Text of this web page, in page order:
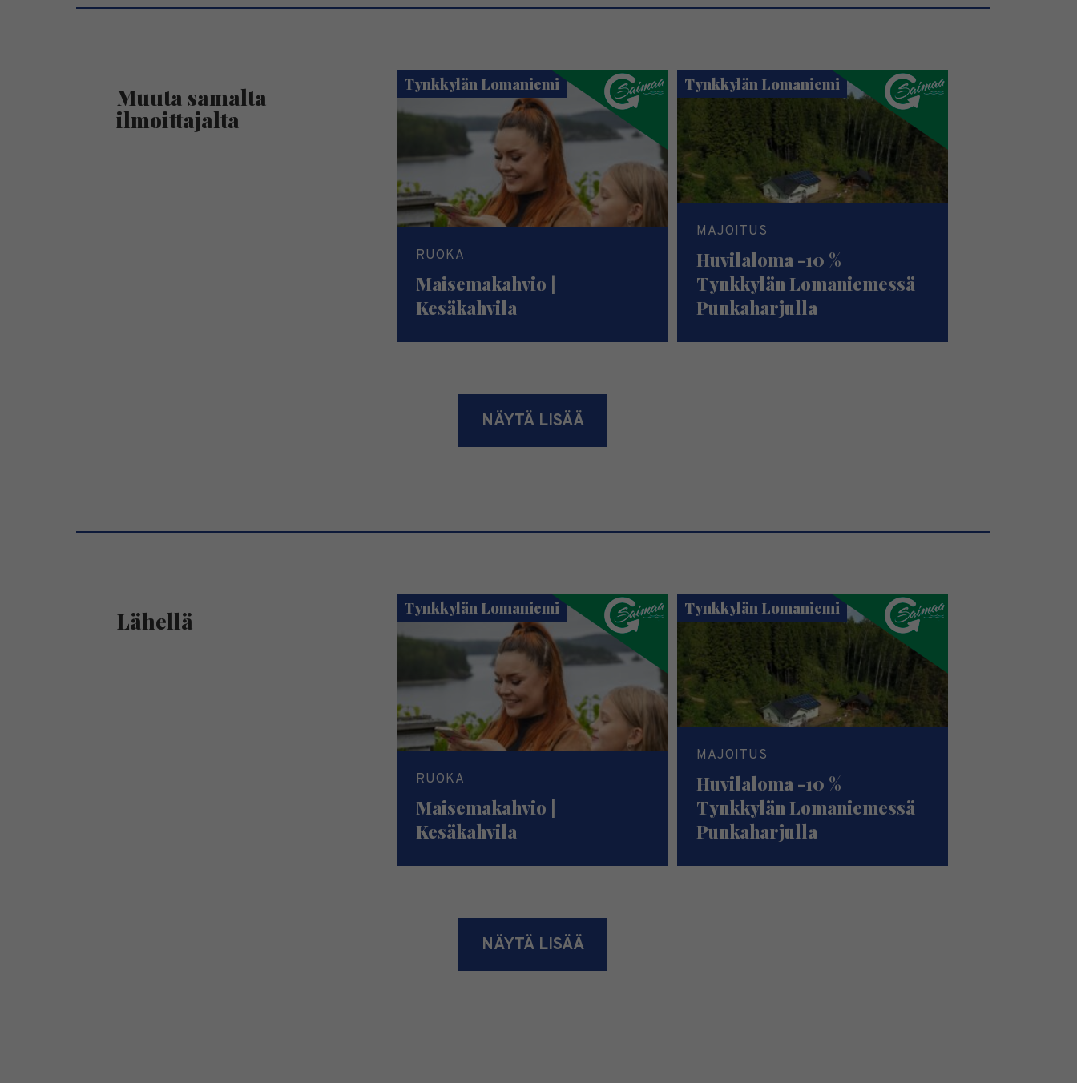
Muuta samalta
ilmoittajalta
Tynkkylän Lomaniemi
RUOKA
Maisemakahvio |
Kesäkahvila
Tynkkylän Lomaniemi
MAJOITUS
Huvilaloma -10 %
Tynkkylän Lomaniemessä
Punkaharjulla
NÄYTÄ LISÄÄ
Lähellä Tynkkylän Lomaniemi
RUOKA
Maisemakahvio |
Kesäkahvila
Tynkkylän Lomaniemi
MAJOITUS
Huvilaloma -10 %
Tynkkylän Lomaniemessä
Punkaharjulla
NÄYTÄ LISÄÄ